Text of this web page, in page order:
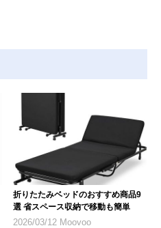
折りたたみベッドのおすすめ商品9
選 省スペース収納で移動も簡単
2026/03/12 Moovoo